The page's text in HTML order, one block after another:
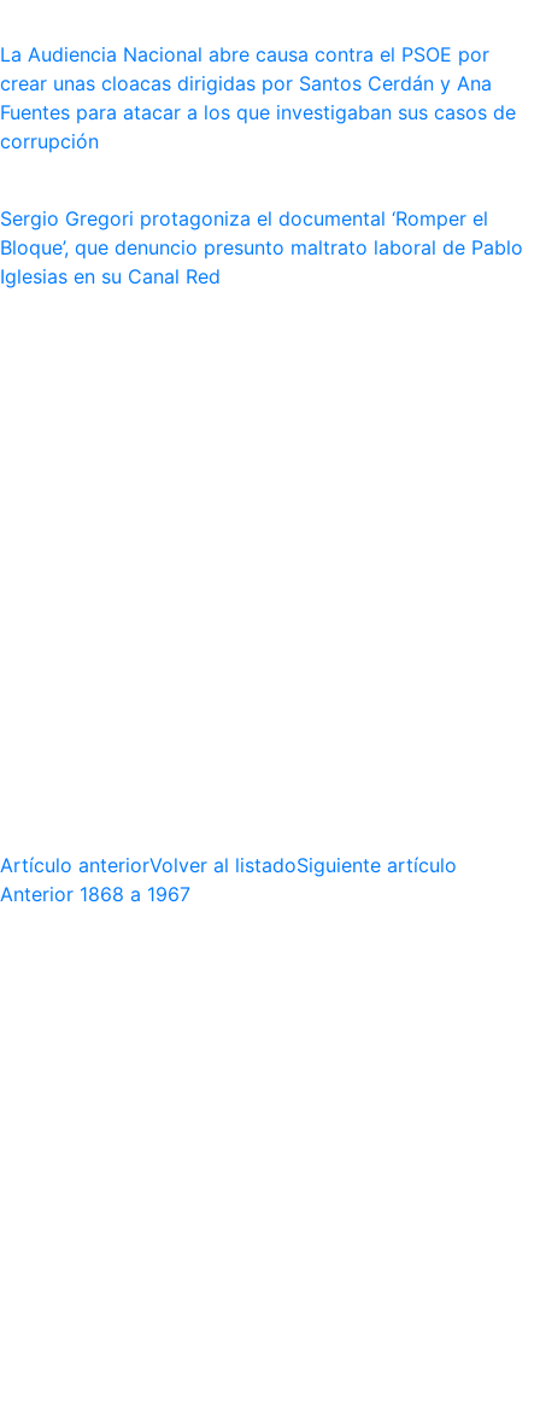
La Audiencia Nacional abre causa contra el PSOE por
crear unas cloacas dirigidas por Santos Cerdán y Ana
Fuentes para atacar a los que investigaban sus casos de
corrupción
Sergio Gregori protagoniza el documental ‘Romper el
Bloque’, que denuncio presunto maltrato laboral de Pablo
Iglesias en su Canal Red
Artículo anteriorVolver al listadoSiguiente artículo
Anterior 1868 a 1967